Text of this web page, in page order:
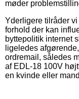
møder
Yderligere tilråder
forhold der kan
byttepolitik internet
ligeledes
ordremail, således
af EDL-18 100V
en kvinde eller